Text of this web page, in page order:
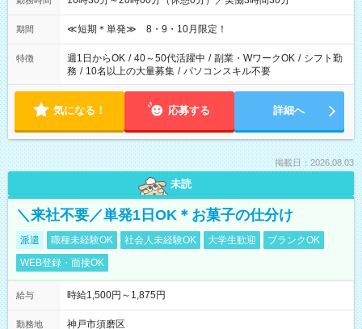
期間 ≪短期＊単発≫ 8・9・10月限定！
特徴 週1日からOK / 40～50代活躍中 / 副業・WワークOK / シフト勤
務 / 10名以上の大量募集 / パソコンスキル不要
気になる！ 応募する 詳細へ
掲載日：2026.08.03
未読
＼来社不要／単発1日OK＊お菓子の仕分け
派遣 職種未経験OK 社会人未経験OK 大学生歓迎
ブランクOK
WEB登録・面接OK
給与 時給1,500円～1,875円
勤務地
神戸市須磨区